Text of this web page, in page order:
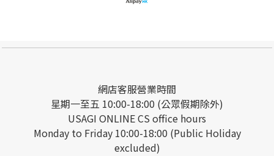
網店客服營業時間
星期一至五 10:00-18:00 (公眾假期除外)
USAGI ONLINE CS office hours
Monday to Friday 10:00-18:00 (Public Holiday
excluded)